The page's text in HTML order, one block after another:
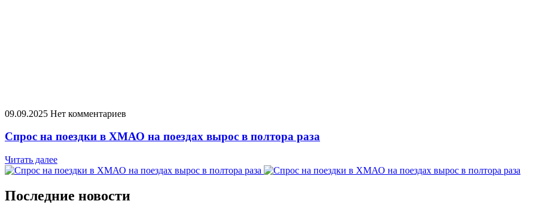
09.09.2025 Нет комментариев
Спрос на поездки в ХМАО на поездах вырос в полтора раза
Читать далее
Последние новости